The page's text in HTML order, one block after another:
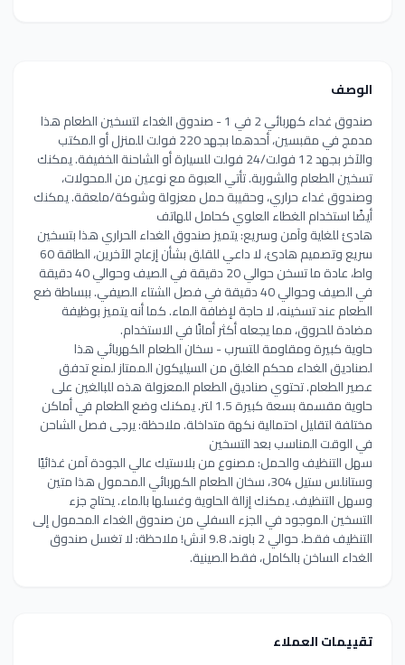
الوصف
صندوق غداء كهربائي 2 في 1 - صندوق الغداء لتسخين الطعام هذا
مدمج في مقبسين، أحدهما بجهد 220 فولت للمنزل أو المكتب
والآخر بجهد 12 فولت/24 فولت للسيارة أو الشاحنة الخفيفة. يمكنك
تسخين الطعام والشوربة. تأتي العبوة مع نوعين من المحولات،
وصندوق غداء حراري، وحقيبة حمل معزولة وشوكة/ملعقة. يمكنك
أيضًا استخدام الغطاء العلوي كحامل للهاتف
هادئ للغاية وآمن وسريع: يتميز صندوق الغداء الحراري هذا بتسخين
سريع وتصميم هادئ، لا داعي للقلق بشأن إزعاج الآخرين، الطاقة 60
واط، عادة ما تسخن حوالي 20 دقيقة في الصيف وحوالي 40 دقيقة
في الصيف وحوالي 40 دقيقة في فصل الشتاء الصيفي. ببساطة ضع
الطعام عند تسخينه، لا حاجة لإضافة الماء. كما أنه يتميز بوظيفة
مضادة للحروق، مما يجعله أكثر أمانًا في الاستخدام.
حاوية كبيرة ومقاومة للتسرب - سخان الطعام الكهربائي هذا
لصناديق الغداء محكم الغلق من السيليكون الممتاز لمنع تدفق
عصير الطعام. تحتوي صناديق الطعام المعزولة هذه للبالغين على
حاوية مقسمة بسعة كبيرة 1.5 لتر. يمكنك وضع الطعام في أماكن
مختلفة لتقليل احتمالية نكهة متداخلة. ملاحظة: يرجى فصل الشاحن
في الوقت المناسب بعد التسخين
سهل التنظيف والحمل: مصنوع من بلاستيك عالي الجودة آمن غذائيًا
وستانلس ستيل 304، سخان الطعام الكهربائي المحمول هذا متين
وسهل التنظيف. يمكنك إزالة الحاوية وغسلها بالماء. يحتاج جزء
التسخين الموجود في الجزء السفلي من صندوق الغداء المحمول إلى
التنظيف فقط. حوالي 2 باوند، 9.8 انش! ملاحظة: لا تغسل صندوق
الغداء الساخن بالكامل، فقط الصينية.
تقييمات العملاء